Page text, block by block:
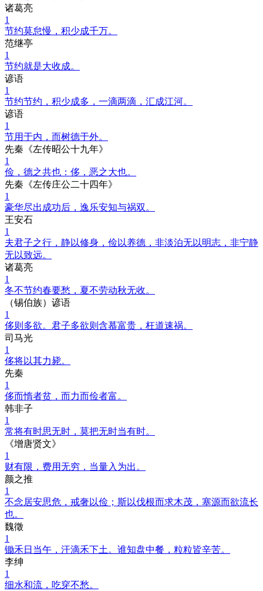
诸葛亮
1
节约莫怠慢，积少成千万。
范继亭
1
节约就是大收成。
谚语
1
节约节约，积少成多，一滴两滴，汇成江河。
谚语
1
节用于内，而树德于外。
先秦《左传昭公十九年》
1
俭，德之共也：侈，恶之大也。
先秦《左传庄公二十四年》
1
豪华尽出成功后，逸乐安知与祸双。
王安石
1
夫君子之行，静以修身，俭以养德，非淡泊无以明志，非宁静
无以致远。
诸葛亮
1
冬不节约春要愁，夏不劳动秋无收。
（锡伯族）谚语
1
侈则多欲。君子多欲则含慕富贵，枉道速祸。
司马光
1
侈将以其力毙。
先秦
1
侈而惰者贫，而力而俭者富。
韩非子
1
常将有时思无时，莫把无时当有时。
《增唐贤文》
1
财有限，费用无穷，当量入为出。
颜之推
1
不念居安思危，戒奢以俭；斯以伐根而求木茂，塞源而欲流长
也。
魏徵
1
锄禾日当午，汗滴禾下土。谁知盘中餐，粒粒皆辛苦。
李绅
1
细水和流，吃穿不愁。